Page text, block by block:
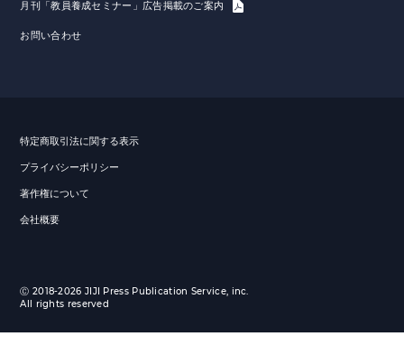
月刊「教員養成セミナー」広告掲載のご案内
お問い合わせ
特定商取引法に関する表示
プライバシーポリシー
著作権について
会社概要
Ⓒ 2018-2026 JIJI Press Publication Service, inc.
All rights reserved